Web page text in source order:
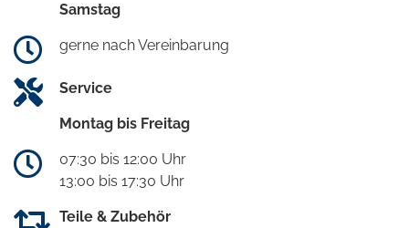
Samstag
gerne nach Vereinbarung
Service
Montag bis Freitag
07:30 bis 12:00 Uhr
13:00 bis 17:30 Uhr
Teile & Zubehör